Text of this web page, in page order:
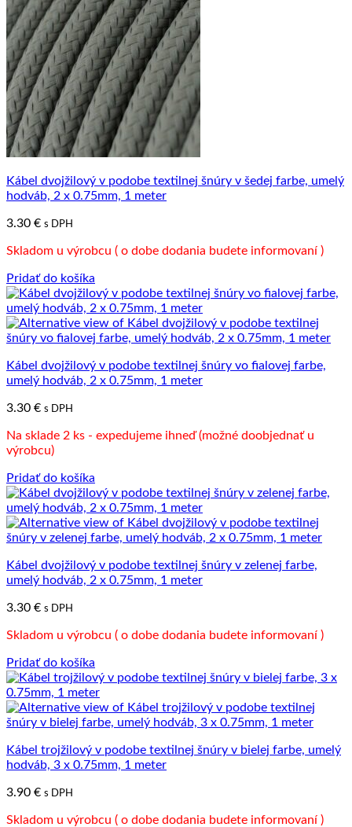
Kábel dvojžilový v podobe textilnej šnúry v šedej farbe, umelý
hodváb, 2 x 0.75mm, 1 meter
3.30 € s DPH
Skladom u výrobcu ( o dobe dodania budete informovaní )
Pridať do košíka
Kábel dvojžilový v podobe textilnej šnúry vo fialovej farbe,
umelý hodváb, 2 x 0.75mm, 1 meter
3.30 € s DPH
Na sklade 2 ks - expedujeme ihneď (možné doobjednať u
výrobcu)
Pridať do košíka
Kábel dvojžilový v podobe textilnej šnúry v zelenej farbe,
umelý hodváb, 2 x 0.75mm, 1 meter
3.30 € s DPH
Skladom u výrobcu ( o dobe dodania budete informovaní )
Pridať do košíka
Kábel trojžilový v podobe textilnej šnúry v bielej farbe, umelý
hodváb, 3 x 0.75mm, 1 meter
3.90 € s DPH
Skladom u výrobcu ( o dobe dodania budete informovaní )